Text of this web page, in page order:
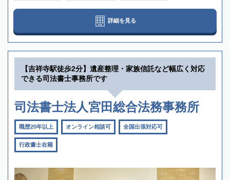
詳細を見る
【吉祥寺駅徒歩2分】遺産整理・家族信託など幅広く対応
できる司法書士事務所です
司法書士法人宮田総合法務事務所
職歴20年以上 オンライン相談可 全国出張対応可
行政書士在籍